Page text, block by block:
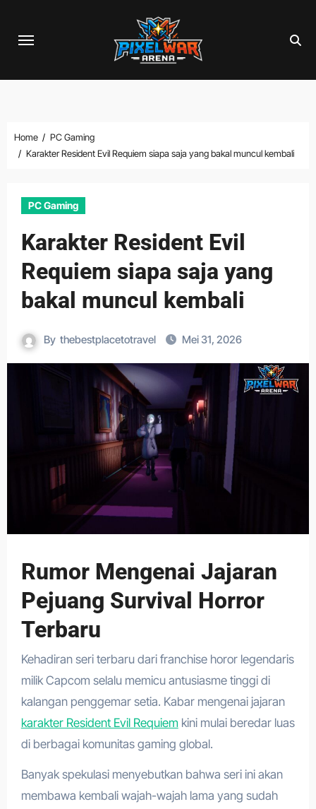
content
Home
PC Gaming
Karakter Resident Evil Requiem siapa saja yang bakal muncul kembali
PC Gaming
Karakter Resident Evil
Requiem siapa saja yang
bakal muncul kembali
By thebestplacetotravel Mei 31, 2026
Rumor Mengenai Jajaran
Pejuang Survival Horror
Terbaru
Kehadiran seri terbaru dari franchise horor legendaris
milik Capcom selalu memicu antusiasme tinggi di
kalangan penggemar setia. Kabar mengenai jajaran
karakter Resident Evil Requiem kini mulai beredar luas
di berbagai komunitas gaming global.
Banyak spekulasi menyebutkan bahwa seri ini akan
membawa kembali wajah-wajah lama yang sudah